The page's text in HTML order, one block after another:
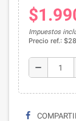
Impuestos
Precio ref.:
remove